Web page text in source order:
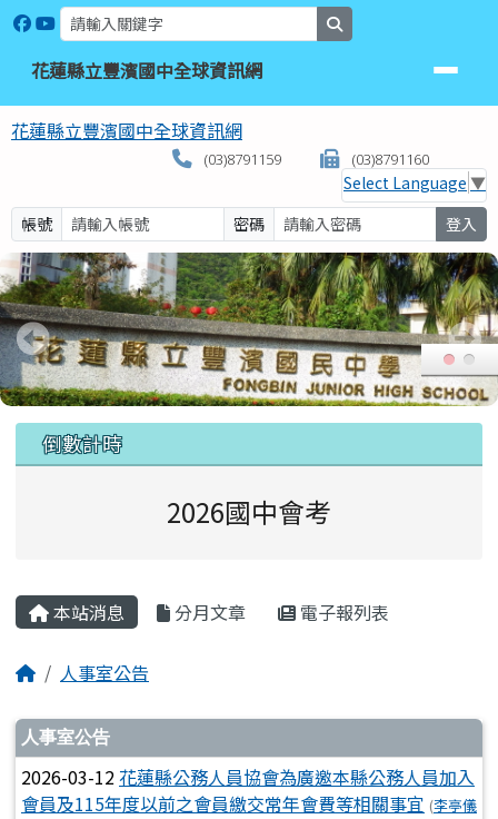
跳至主內容區
花蓮縣立豐濱國中全球資訊網
花蓮縣立豐濱國中全球資訊網
花蓮縣立豐濱國中全球資訊網
(03)8791159 (03)8791160
Select Language ▼
帳號
密碼 登入
上中區域內容
倒數計時
2026國中會考
主內容區域
本站消息 分月文章 電子報列表
回首頁人事室公告
文章列表
人事室公告
2026-03-12花蓮縣公務人員協會為廣邀本縣公務人員加入
會員及115年度以前之會員繳交常年會費等相關事宜 (李亭儀
頁尾區域